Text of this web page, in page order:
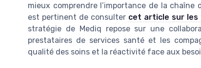
mieux comprendre l’importance de la
est pertinent de consulter cet article sur les
stratégie de Mediq repose sur une
prestataires de services santé et les
qualité des soins et la réactivité face aux